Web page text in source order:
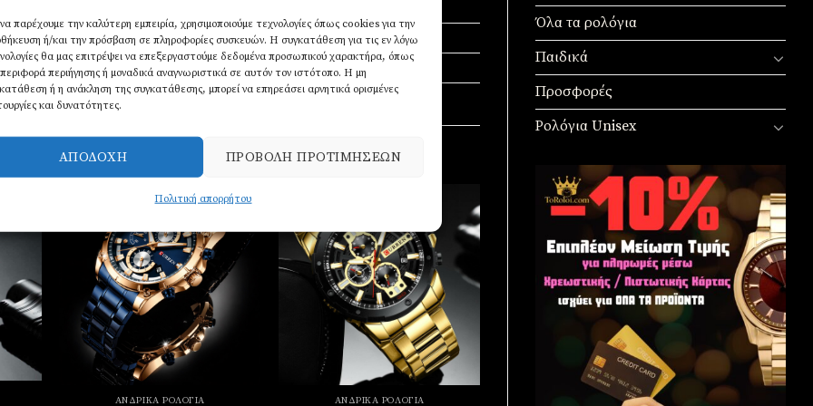
παρέχουμε την καλύτερη εμπειρία, χρησιμοποιούμε τεχνολογίες όπως cookies για την
ή/και την πρόσβαση σε πληροφορίες συσκευών. Η συγκατάθεση για τις εν λόγω
θα μας επιτρέψει να επεξεργαστούμε δεδομένα προσωπικού χαρακτήρα, όπως
περιήγησης ή μοναδικά αναγνωριστικά σε αυτόν τον ιστότοπο. Η μη
ή η ανάκληση της συγκατάθεσης, μπορεί να επηρεάσει αρνητικά ορισμένες
και δυνατότητες.
ΑΠΟΔΟΧΉ ΠΡΟΒΟΛΉ ΠΡΟΤΙΜΉΣΕΩΝ
Πολιτική απορρήτου
Όλα τα ρολόγια
Παιδικά
Προσφορές
Ρολόγια Unisex
Πρόσθήκη
στην
λίστα
επιθυμιών
ΑΝΔΡΙΚΆ ΡΟΛΌΓΙΑ
Πρόσθήκη
στην
λίστα
επιθυμιών
ΑΝΔΡΙΚΆ ΡΟΛΌΓΙΑ